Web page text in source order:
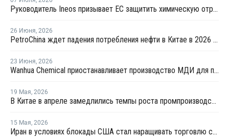
Руководитель Ineos призывает ЕС защитить химическую отрасль от китайского демпинга
26 Июня, 2026
PetroChina ждет падения потребления нефти в Китае в 2026 году на 4,9%
23 Июня, 2026
Wanhua Chemical приостанавливает производство МДИ для проведения планового техобслуживания
19 Мая, 2026
В Китае в апреле замедлились темпы роста промпроизводства
15 Мая, 2026
Иран в условиях блокады США стал наращивать торговлю с Китаем по железной дороге